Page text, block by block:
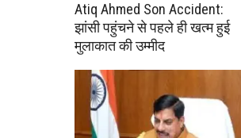
Atiq Ahmed Son Accident:
झांसी पहुंचने से पहले ही खत्म हुई
मुलाकात की उम्मीद